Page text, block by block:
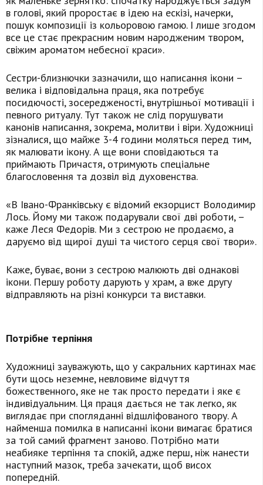
в голові, який проростає в ідею на ескізі, начерки,
пошук композиції із кольоровою гамою. І лише згодом
все це стає прекрасним новим народженим твором,
свіжим ароматом небесної краси».
Сестри-близнючки зазначили, що написання ікони –
велика і відповідальна праця, яка потребує
посидючості, зосередженості, внутрішньої мотивації і
певного ритуалу. Тут також не слід порушувати
канонів написання, зокрема, молитви і віри. Художниці
зізналися, що майже 3-4 години моляться перед тим,
як малювати ікону. А ще вони сповідаються та
приймають Причастя, отримують спеціальне
благословення та дозвіл від духовенства.
«В Івано-Франківську є відомий екзорцист Володимир
Лось. Йому ми також подарували свої дві роботи, –
каже Леся Федорів. Ми з сестрою не продаємо, а
даруємо від щирої душі та чистого серця свої твори».
Каже, буває, вони з сестрою малюють дві однакові
ікони. Першу роботу дарують у храм, а вже другу
відправляють на різні конкурси та виставки.
Потрібне терпіння
Художниці зауважують, що у сакральних картинах має
бути щось неземне, невловиме відчуття
божественного, яке не так просто передати і яке є
індивідуальним. Ця праця дається не так легко, як
виглядає при спогляданні відшліфованого твору. А
найменша помилка в написанні ікони вимагає братися
за той самий фрагмент заново. Потрібно мати
неабияке терпіння та спокій, адже перш, ніж нанести
наступний мазок, треба зачекати, щоб висох
попередній.